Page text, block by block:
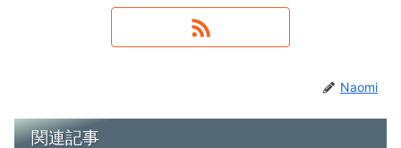
Naomi
関連記事